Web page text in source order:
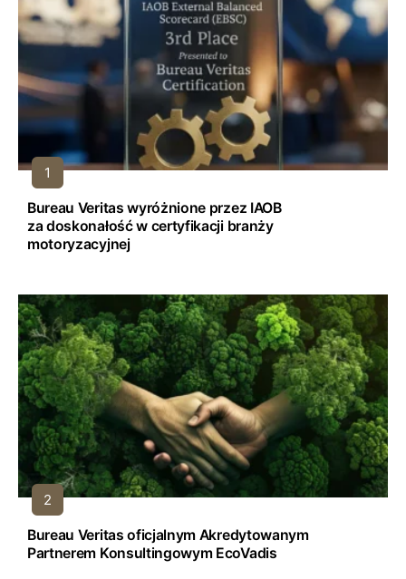
Bureau Veritas wyróżnione przez IAOB
za doskonałość w certyfikacji branży
motoryzacyjnej
Bureau Veritas oficjalnym Akredytowanym
Partnerem Konsultingowym EcoVadis